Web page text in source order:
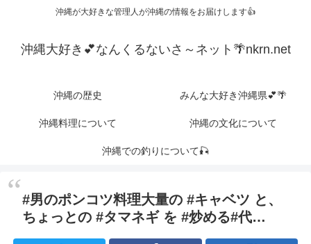
沖縄が大好きな管理人が沖縄の情報をお届けします👍
沖縄大好き💕なんくるないさ～ネット🌴nkrn.net
沖縄の歴史 みんな大好き沖縄県💕🌴
沖縄料理について 沖縄の文化について
沖縄での釣りについて🎣
#男のポンコツ料理大量の #キャベツ と、
ちょっとの #タマネギ を #炒める#代…